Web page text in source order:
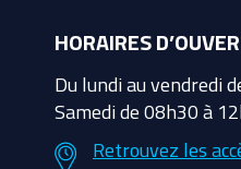
HORAIRES
Du lundi au vendredi
Samedi de 08h30 à
Retrouvez les